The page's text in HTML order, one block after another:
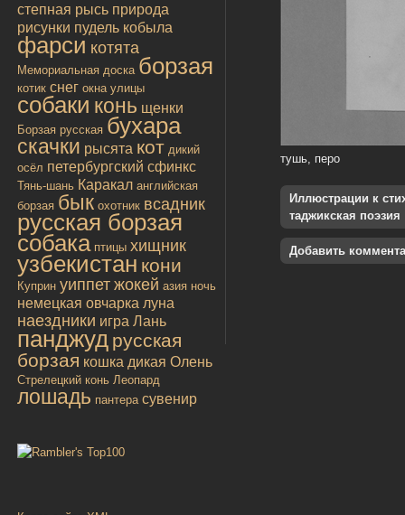
степная рысь природа
рисунки пудель кобыла
фарси котята
Мемориальная доска борзая
котик снег окна улицы
собаки конь щенки
Борзая русская бухара
скачки рысята кот дикий
осёл петербургский сфинкс
Тянь-шань Каракал английская
борзая бык охотник всадник
русская борзая
собака птицы хищник
узбекистан кони
Куприн уиппет жокей азия ночь
немецкая овчарка луна
наездники игра Лань
панджуд русская
борзая кошка дикая Олень
Стрелецкий конь Леопард
лошадь пантера сувенир
тушь, перо
Иллюстрации к
таджикская поэзия
Добавить